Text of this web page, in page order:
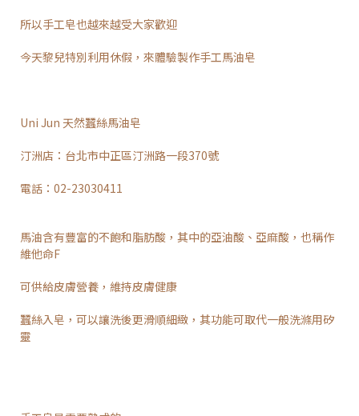
所以手工皂也越來越受大家歡迎
今天黎兒特別利用休假，來體驗製作手工馬油皂
Uni Jun 天然蠶絲馬油皂
汀洲店：台北市中正區汀洲路一段370號
電話：02-23030411
馬油含有豐富的不飽和脂肪酸，其中的亞油酸、亞麻酸，也稱作
維他命F
可供給皮膚營養，維持皮膚健康
蠶絲入皂，可以讓洗後更滑順細緻，其功能可取代一般洗滌用矽
靈